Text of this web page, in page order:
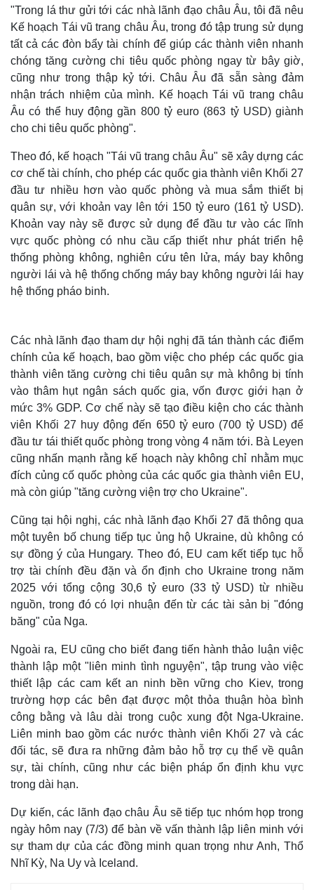
Thế giới
Quan sát
Cuộc sống đó đây
Hồ sơ
Multimedia
Video
Ảnh
E-Magazine
Infographic
"Trong lá thư gửi tới các nhà lãnh đạo châu Âu, tôi đã nêu
Kế hoạch Tái vũ trang châu Âu, trong đó tập trung sử dụng
tất cả các đòn bẩy tài chính để giúp các thành viên nhanh
chóng tăng cường chi tiêu quốc phòng ngay từ bây giờ,
cũng như trong thập kỷ tới. Châu Âu đã sẵn sàng đảm
nhận trách nhiệm của mình. Kế hoạch Tái vũ trang châu
Âu có thể huy động gần 800 tỷ euro (863 tỷ USD) giành
cho chi tiêu quốc phòng".
Theo đó, kế hoạch "Tái vũ trang châu Âu" sẽ xây dựng các
cơ chế tài chính, cho phép các quốc gia thành viên Khối 27
đầu tư nhiều hơn vào quốc phòng và mua sắm thiết bị
quân sự, với khoản vay lên tới 150 tỷ euro (161 tỷ USD).
Khoản vay này sẽ được sử dụng để đầu tư vào các lĩnh
vực quốc phòng có nhu cầu cấp thiết như phát triển hệ
thống phòng không, nghiên cứu tên lửa, máy bay không
người lái và hệ thống chống máy bay không người lái hay
hệ thống pháo binh.
Các nhà lãnh đạo tham dự hội nghị đã tán thành các điểm
chính của kế hoạch, bao gồm việc cho phép các quốc gia
thành viên tăng cường chi tiêu quân sự mà không bị tính
vào thâm hụt ngân sách quốc gia, vốn được giới hạn ở
mức 3% GDP. Cơ chế này sẽ tạo điều kiện cho các thành
viên Khối 27 huy động đến 650 tỷ euro (700 tỷ USD) để
đầu tư tái thiết quốc phòng trong vòng 4 năm tới. Bà Leyen
cũng nhấn mạnh rằng kế hoạch này không chỉ nhằm mục
đích củng cố quốc phòng của các quốc gia thành viên EU,
mà còn giúp "tăng cường viện trợ cho Ukraine".
Cũng tại hội nghị, các nhà lãnh đạo Khối 27 đã thông qua
một tuyên bố chung tiếp tục ủng hộ Ukraine, dù không có
sự đồng ý của Hungary. Theo đó, EU cam kết tiếp tục hỗ
trợ tài chính đều đặn và ổn định cho Ukraine trong năm
2025 với tổng cộng 30,6 tỷ euro (33 tỷ USD) từ nhiều
nguồn, trong đó có lợi nhuận đến từ các tài sản bị "đóng
băng" của Nga.
Ngoài ra, EU cũng cho biết đang tiến hành thảo luận việc
thành lập một "liên minh tình nguyện", tập trung vào việc
thiết lập các cam kết an ninh bền vững cho Kiev, trong
trường hợp các bên đạt được một thỏa thuận hòa bình
công bằng và lâu dài trong cuộc xung đột Nga-Ukraine.
Liên minh bao gồm các nước thành viên Khối 27 và các
đối tác, sẽ đưa ra những đảm bảo hỗ trợ cụ thể về quân
sự, tài chính, cũng như các biện pháp ổn định khu vực
trong dài hạn.
Dự kiến, các lãnh đạo châu Âu sẽ tiếp tục nhóm họp trong
ngày hôm nay (7/3) để bàn về vấn thành lập liên minh với
sự tham dự của các đồng minh quan trọng như Anh, Thổ
Nhĩ Kỳ, Na Uy và Iceland.